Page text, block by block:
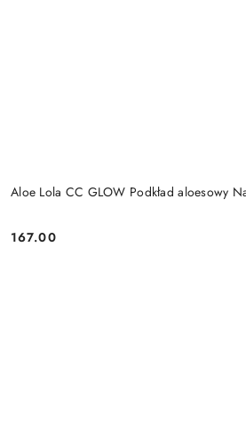
Aloe Lola CC GLOW Podkład aloesowy
Cena:
167.00